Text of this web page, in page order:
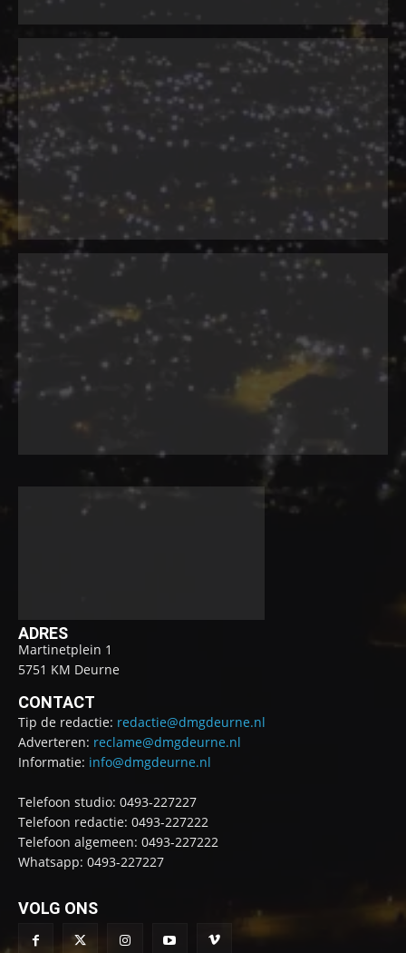
ADRES
Martinetplein 1
5751 KM Deurne
CONTACT
Tip de redactie: redactie@dmgdeurne.nl
Adverteren: reclame@dmgdeurne.nl
Informatie: info@dmgdeurne.nl
Telefoon studio: 0493-227227
Telefoon redactie: 0493-227222
Telefoon algemeen: 0493-227222
Whatsapp: 0493-227227
VOLG ONS